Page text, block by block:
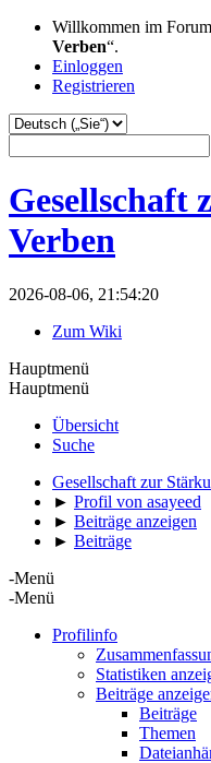
Willkommen im
Verben“.
Einloggen
Registrieren
Gesellschaft
Verben
2026-08-06, 21:54:20
Zum Wiki
Hauptmenü
Hauptmenü
Übersicht
Suche
Gesellschaft zur
► Profil von asayeed
► Beiträge anzeigen
► Beiträge
-Menü
-Menü
Profilinfo
Statistiken
Beiträge
Beiträge
Themen